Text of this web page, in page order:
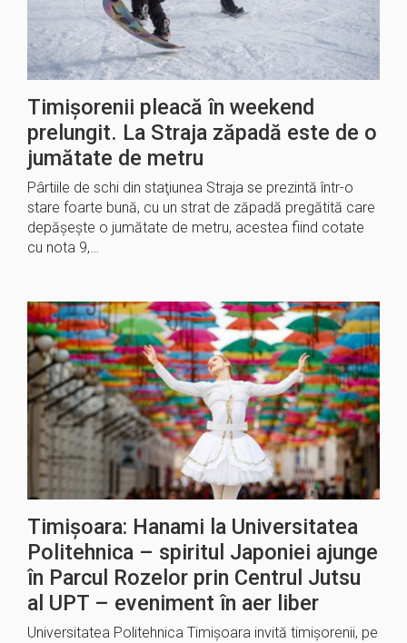
Timișorenii pleacă în weekend
prelungit. La Straja zăpadă este de o
jumătate de metru
Pârtiile de schi din staţiunea Straja se prezintă într-o
stare foarte bună, cu un strat de zăpadă pregătită care
depăşeşte o jumătate de metru, acestea fiind cotate
cu nota 9,…
Timișoara: Hanami la Universitatea
Politehnica – spiritul Japoniei ajunge
în Parcul Rozelor prin Centrul Jutsu
al UPT – eveniment în aer liber
Universitatea Politehnica Timișoara invită timișorenii, pe